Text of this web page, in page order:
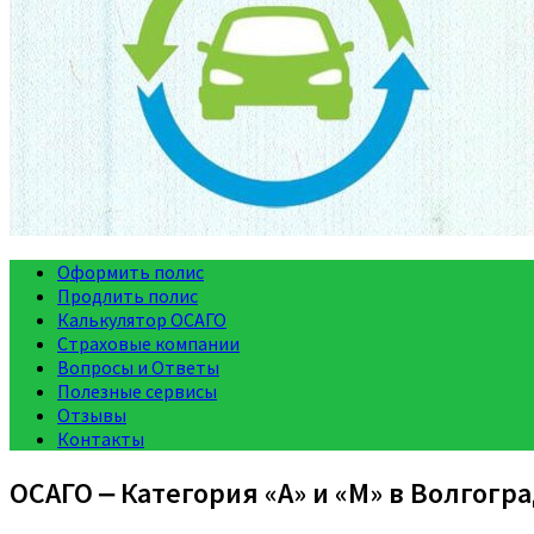
Оформить полис
Продлить полис
Калькулятор ОСАГО
Страховые компании
Вопросы и Ответы
Полезные сервисы
Отзывы
Контакты
ОСАГО ‒ Категория «A» и «M» в